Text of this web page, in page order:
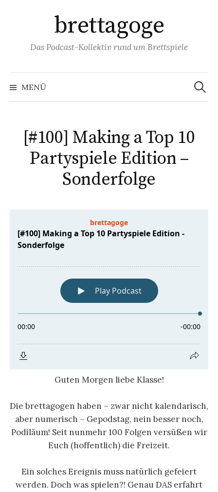
brettagoge
Das Podcast-Kollektiv rund um Brettspiele
MENÜ
Suchen
nach:
[#100] Making a Top 10
Partyspiele Edition –
Sonderfolge
Guten Morgen liebe Klasse!
Die brettagogen haben – zwar nicht kalendarisch,
aber numerisch – Gepodstag, nein besser noch,
Podiläum! Seit nunmehr 100 Folgen versüßen wir
Euch (hoffentlich) die Freizeit.
Ein solches Ereignis muss natürlich gefeiert
werden. Doch was spielen?! Genau DAS erfahrt